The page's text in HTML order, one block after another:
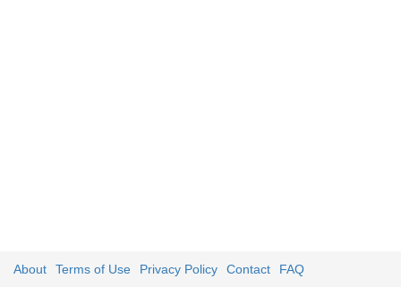
About Terms of Use Privacy Policy Contact FAQ